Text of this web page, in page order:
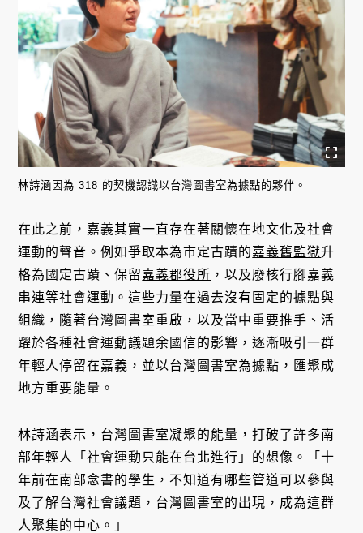
林詩涵因為 318 的契機認識以台灣圖書室為據點的夥伴。
在此之前，嘉義其實一直存在著關懷在地文化及社會
運動的聲音。例如爭取本為市定古蹟的嘉義舊監獄升
格為國定古蹟、保留嘉義郡役所 ，以及廢核行腳嘉義
串連等社會運動。這些力量在過去沒有固定的據點與
組織，隨著台灣圖書室重啟，以及當中重要推手、活
躍於各種社會運動議題余國信的影響，逐漸吸引一群
年輕人停留在嘉義，並以台灣圖書室為據點，匯聚成
地方重要能量。
林詩涵表示，台灣圖書室凝聚的能量，打破了許多南
部年輕人「社會運動只能在台北進行」的想像。「十
年前在南部念書的學生，不知道有哪些管道可以參與
及了解台灣社會議題，台灣圖書室的出現，成為這群
人聚集的中心。」